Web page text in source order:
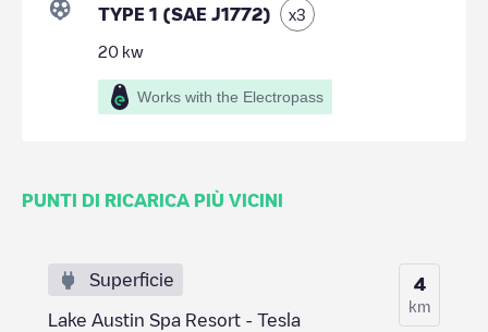
TYPE 1 (SAE J1772) x3
20 kw
Works with the Electropass
PUNTI DI RICARICA PIÙ VICINI
Superficie
Lake Austin Spa Resort - Tesla
4
km